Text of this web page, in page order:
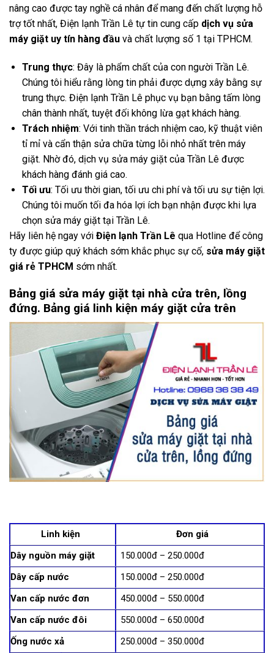
nâng cao được tay nghề cá nhân để mang đến chất lượng hỗ
trợ tốt nhất, Điện lạnh Trần Lê tự tin cung cấp dịch vụ sửa
máy giặt uy tín hàng đầu và chất lượng số 1 tại TPHCM.
Trung thực: Đây là phẩm chất của con người Trần Lê.
Chúng tôi hiểu rằng lòng tin phải được dựng xây bằng sự
trung thực. Điện lạnh Trần Lê phục vụ bạn bằng tấm lòng
chân thành nhất, tuyệt đối không lừa gạt khách hàng.
Trách nhiệm: Với tinh thần trách nhiệm cao, kỹ thuật viên
tỉ mỉ và cẩn thận sửa chữa từng lỗi nhỏ nhất trên máy
giặt. Nhờ đó, dịch vụ sửa máy giặt của Trần Lê được
khách hàng đánh giá cao.
Tối ưu: Tối ưu thời gian, tối ưu chi phí và tối ưu sự tiện lợi.
Chúng tôi muốn tối đa hóa lợi ích bạn nhận được khi lựa
chọn sửa máy giặt tại Trần Lê.
Hãy liên hệ ngay với Điện lạnh Trần Lê qua Hotline để công
ty được giúp quý khách sớm khắc phục sự cố, sửa máy giặt
giá rẻ TPHCM sớm nhất.
Bảng giá sửa máy giặt tại nhà cửa trên, lồng
đứng. Bảng giá linh kiện máy giặt cửa trên
Linh kiện
Đơn giá
Dây nguồn máy giặt
150.000đ – 250.000đ
Dây cấp nước
150.000đ – 250.000đ
Van cấp nước đơn
450.000đ – 550.000đ
Van cấp nước đôi
550.000đ – 650.000đ
Ống nước xả
250.000đ – 350.000đ